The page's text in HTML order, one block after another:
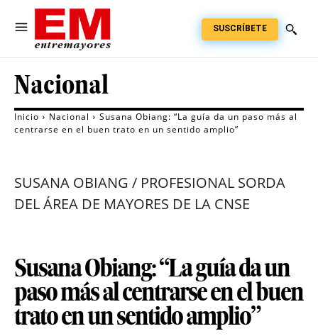
SUSCRÍBETE
Nacional
Inicio Nacional
Susana Obiang: “La guía da un paso más al
centrarse en el buen trato en un sentido amplio”
SUSANA OBIANG / PROFESIONAL SORDA
DEL ÁREA DE MAYORES DE LA CNSE
Susana Obiang: “La guía da un
paso más al centrarse en el buen
trato en un sentido amplio”